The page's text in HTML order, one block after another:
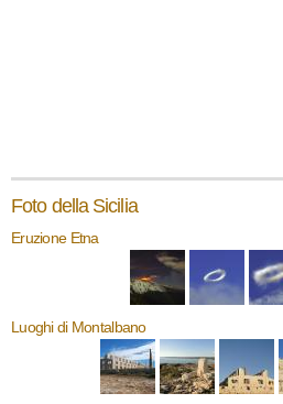
Foto della Sicilia
Eruzione Etna
Luoghi di Montalbano